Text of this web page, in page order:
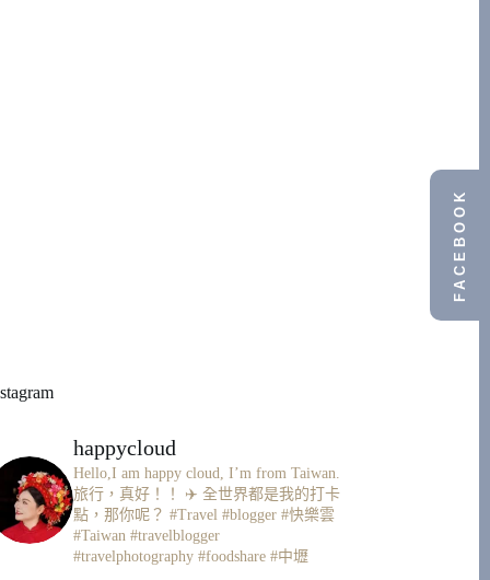
happycloud
Hello,I am happy cloud, I’m from Taiwan.
旅行，真好！！ ✈️ 全世界都是我的打卡
點，那你呢？ #Travel #blogger #快樂雲
#Taiwan #travelblogger
#travelphotography #foodshare #中壢
FACEBOOK